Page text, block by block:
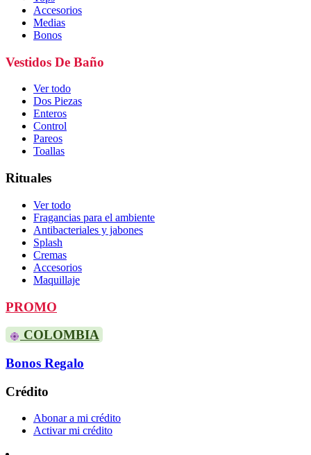
Accesorios
Medias
Bonos
Vestidos De Baño
Ver todo
Dos Piezas
Enteros
Control
Pareos
Toallas
Rituales
Ver todo
Fragancias para el ambiente
Antibacteriales y jabones
Splash
Cremas
Accesorios
Maquillaje
PROMO
COLOMBIA
Bonos Regalo
Crédito
Abonar a mi crédito
Activar mi crédito